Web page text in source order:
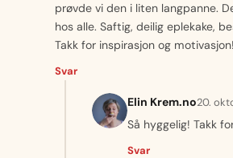
prøvde vi den i liten langpanne.
hos alle. Saftig, deilig eplekake,
Takk for inspirasjon og motivasjon!
Svar
Elin Krem.no20.
Så hyggelig! Takk
Svar